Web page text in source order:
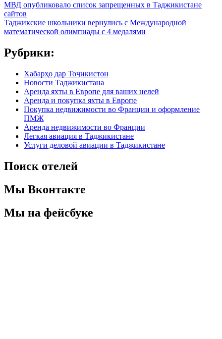
МВД опубликовало список запрещенных в Таджикистане
сайтов
Таджикские школьники вернулись с Международной
математической олимпиады с 4 медалями
Рубрики:
Хабарҳо дар Тоҷикистон
Новости Таджикистана
Аренда яхты в Европе для ваших целей
Аренда и покупка яхты в Европе
Покупка недвижимости во Франции и оформление
ПМЖ
Аренда недвижимости во Франции
Легкая авиация в Таджикистане
Услуги деловой авиации в Таджикистане
Поиск отелей
Мы Вконтакте
Мы на фейсбуке